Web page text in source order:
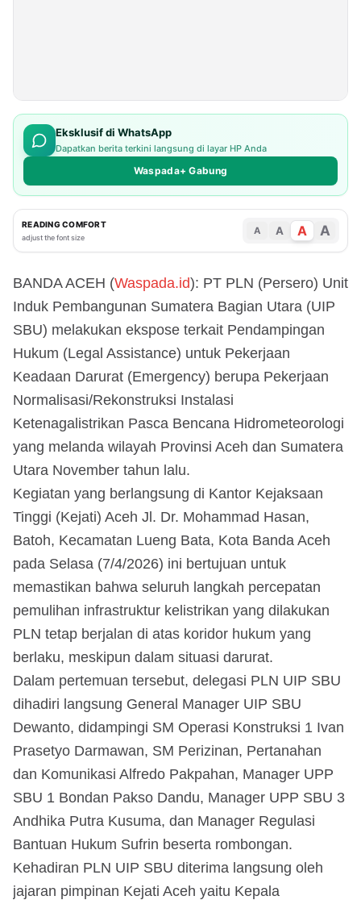
Eksklusif di WhatsApp
Dapatkan berita terkini langsung di layar HP Anda
Waspada+ Gabung
READING COMFORT
adjust the font size
A A A A
BANDA ACEH (Waspada.id): PT PLN (Persero) Unit
Induk Pembangunan Sumatera Bagian Utara (UIP
SBU) melakukan ekspose terkait Pendampingan
Hukum (Legal Assistance) untuk Pekerjaan
Keadaan Darurat (Emergency) berupa Pekerjaan
Normalisasi/Rekonstruksi Instalasi
Ketenagalistrikan Pasca Bencana Hidrometeorologi
yang melanda wilayah Provinsi Aceh dan Sumatera
Utara November tahun lalu.
Kegiatan yang berlangsung di Kantor Kejaksaan
Tinggi (Kejati) Aceh Jl. Dr. Mohammad Hasan,
Batoh, Kecamatan Lueng Bata, Kota Banda Aceh
pada Selasa (7/4/2026) ini bertujuan untuk
memastikan bahwa seluruh langkah percepatan
pemulihan infrastruktur kelistrikan yang dilakukan
PLN tetap berjalan di atas koridor hukum yang
berlaku, meskipun dalam situasi darurat.
Dalam pertemuan tersebut, delegasi PLN UIP SBU
dihadiri langsung General Manager UIP SBU
Dewanto, didampingi SM Operasi Konstruksi 1 Ivan
Prasetyo Darmawan, SM Perizinan, Pertanahan
dan Komunikasi Alfredo Pakpahan, Manager UPP
SBU 1 Bondan Pakso Dandu, Manager UPP SBU 3
Andhika Putra Kusuma, dan Manager Regulasi
Bantuan Hukum Sufrin beserta rombongan.
Kehadiran PLN UIP SBU diterima langsung oleh
jajaran pimpinan Kejati Aceh yaitu Kepala